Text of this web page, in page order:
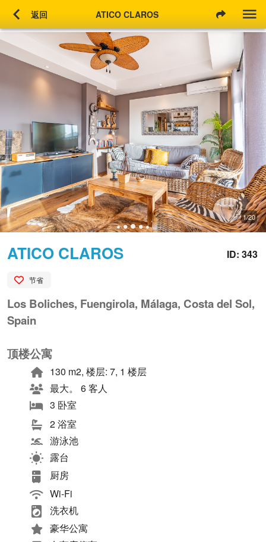
chevron_left 返回 ATICO CLAROS
1/20
ATICO CLAROS
节省
ID: 343
Los Boliches, Fuengirola, Málaga, Costa del Sol,
Spain
顶楼公寓
130 m2, 楼层: 7, 1 楼层
最大。 6 客人
3 卧室
2 浴室
游泳池
露台
厨房
Wi-Fi
洗衣机
豪华公寓